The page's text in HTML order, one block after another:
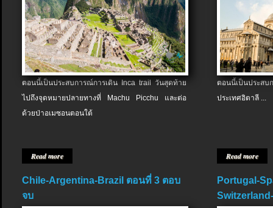
ตอนนี้เป็นประสบการณ์การเดิน Inca trail วันสุดท้าย
ไปถึงจุดหมายปลายทางที่ Machu Picchu และต่อ
ด้วยป่าอเมซอนตอนใต้
Read more
ตอนนี้เป็นประส
ประเทศอิตาลี ...
Read more
Chile-Argentina-Brazil ตอนที่ 3 ตอบ
จบ
Portugal-